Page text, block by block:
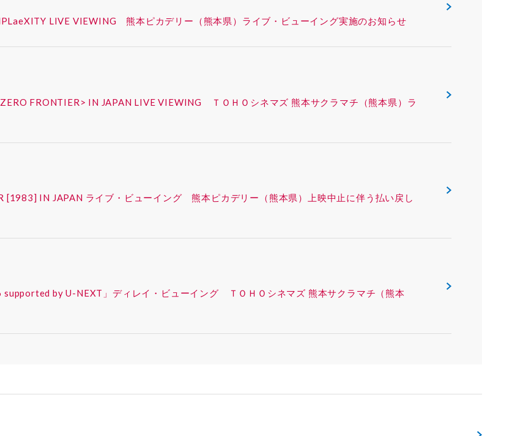
LIVE VIEWING 熊本ピカデリー（熊本県）ライブ・ビューイング実施のお知らせ
FRONTIER> IN JAPAN LIVE VIEWING ＴＯＨＯシネマズ 熊本サクラマチ（熊本県）ラ
[1983] IN JAPAN ライブ・ビューイング 熊本ピカデリー（熊本県）上映中止に伴う払い戻し
supported by U-NEXT」ディレイ・ビューイング ＴＯＨＯシネマズ 熊本サクラマチ（熊本